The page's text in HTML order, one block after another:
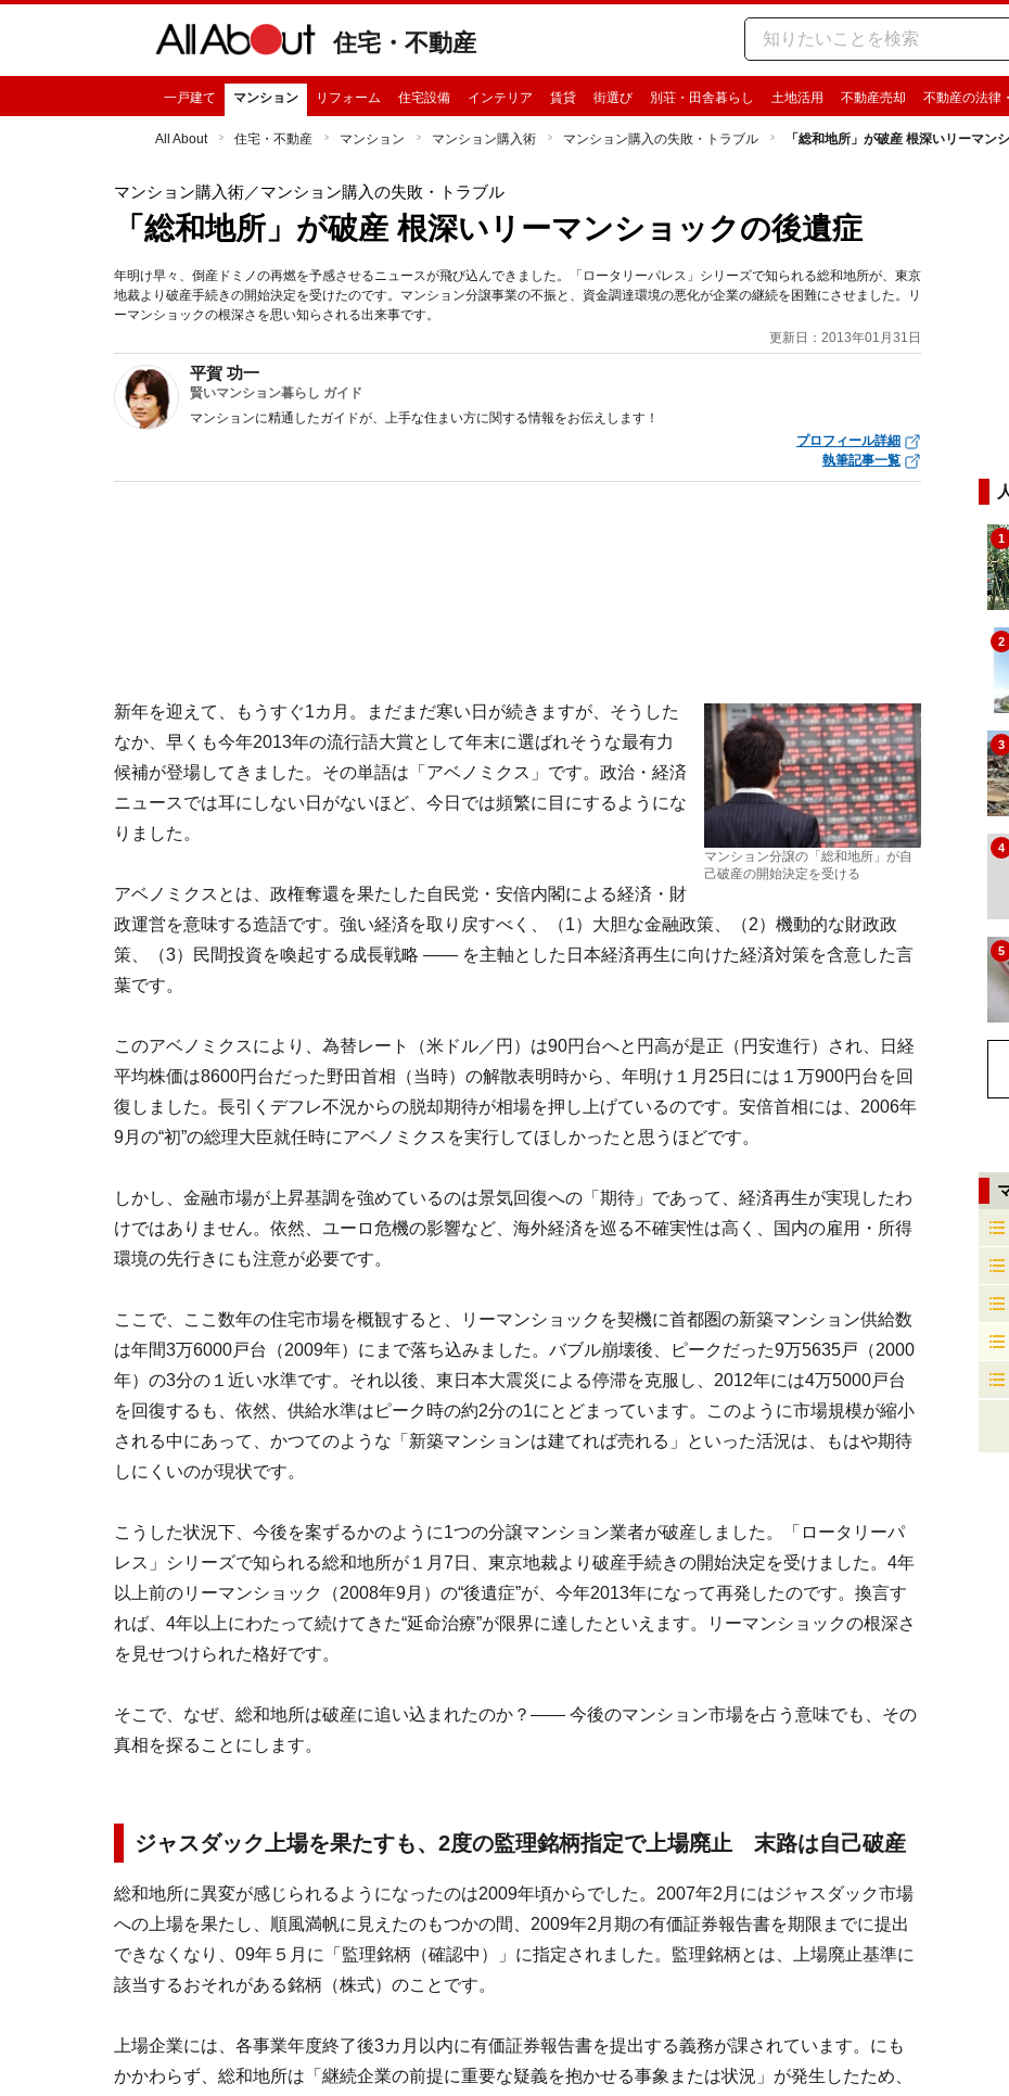
住宅・不動産
一戸建て マンション リフォーム 住宅設備 インテリア 賃貸 街選び 別荘・田舎暮らし 土地活用 不動産売却 不動産の法律
All About 住宅・不動産 マンション マンション購入術 マンション購入の失敗・トラブル 「総和地所」が破産 根深いリーマン
マンション購入術／マンション購入の失敗・トラブル
「総和地所」が破産 根深いリーマンショックの後遺症
年明け早々、倒産ドミノの再燃を予感させるニュースが飛び込んできました。「ロータリーパレス」シリーズで知られる総和地所が、東京
地裁より破産手続きの開始決定を受けたのです。マンション分譲事業の不振と、資金調達環境の悪化が企業の継続を困難にさせました。リ
ーマンショックの根深さを思い知らされる出来事です。
更新日：2013年01月31日
平賀 功一
賢いマンション暮らし ガイド
マンションに精通したガイドが、上手な住まい方に関する情報をお伝えします！
プロフィール詳細
執筆記事一覧
マンション分譲の「総和地所」が自
己破産の開始決定を受ける
新年を迎えて、もうすぐ1カ月。まだまだ寒い日が続きますが、そうした
なか、早くも今年2013年の流行語大賞として年末に選ばれそうな最有力
候補が登場してきました。その単語は「アベノミクス」です。政治・経済
ニュースでは耳にしない日がないほど、今日では頻繁に目にするようにな
りました。
アベノミクスとは、政権奪還を果たした自民党・安倍内閣による経済・財
政運営を意味する造語です。強い経済を取り戻すべく、（1）大胆な金融政策、（2）機動的な財政政
策、（3）民間投資を喚起する成長戦略 ―― を主軸とした日本経済再生に向けた経済対策を含意した言
葉です。
このアベノミクスにより、為替レート（米ドル／円）は90円台へと円高が是正（円安進行）され、日経
平均株価は8600円台だった野田首相（当時）の解散表明時から、年明け１月25日には１万900円台を回
復しました。長引くデフレ不況からの脱却期待が相場を押し上げているのです。安倍首相には、2006年
9月の“初”の総理大臣就任時にアベノミクスを実行してほしかったと思うほどです。
しかし、金融市場が上昇基調を強めているのは景気回復への「期待」であって、経済再生が実現したわ
けではありません。依然、ユーロ危機の影響など、海外経済を巡る不確実性は高く、国内の雇用・所得
環境の先行きにも注意が必要です。
ここで、ここ数年の住宅市場を概観すると、リーマンショックを契機に首都圏の新築マンション供給数
は年間3万6000戸台（2009年）にまで落ち込みました。バブル崩壊後、ピークだった9万5635戸（2000
年）の3分の１近い水準です。それ以後、東日本大震災による停滞を克服し、2012年には4万5000戸台
を回復するも、依然、供給水準はピーク時の約2分の1にとどまっています。このように市場規模が縮小
される中にあって、かつてのような「新築マンションは建てれば売れる」といった活況は、もはや期待
しにくいのが現状です。
こうした状況下、今後を案ずるかのように1つの分譲マンション業者が破産しました。「ロータリーパ
レス」シリーズで知られる総和地所が１月7日、東京地裁より破産手続きの開始決定を受けました。4年
以上前のリーマンショック（2008年9月）の“後遺症”が、今年2013年になって再発したのです。換言す
れば、4年以上にわたって続けてきた“延命治療”が限界に達したといえます。リーマンショックの根深さ
を見せつけられた格好です。
そこで、なぜ、総和地所は破産に追い込まれたのか？―― 今後のマンション市場を占う意味でも、その
真相を探ることにします。
ジャスダック上場を果たすも、2度の監理銘柄指定で上場廃止 末路は自己破産
総和地所に異変が感じられるようになったのは2009年頃からでした。2007年2月にはジャスダック市場
への上場を果たし、順風満帆に見えたのもつかの間、2009年2月期の有価証券報告書を期限までに提出
できなくなり、09年５月に「監理銘柄（確認中）」に指定されました。監理銘柄とは、上場廃止基準に
該当するおそれがある銘柄（株式）のことです。
上場企業には、各事業年度終了後3カ月以内に有価証券報告書を提出する義務が課されています。にも
かかわらず、総和地所は「継続企業の前提に重要な疑義を抱かせる事象または状況」が発生したため、
1
2
3
4
5